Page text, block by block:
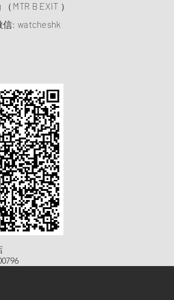
MTR B EXIT ）
信: watcheshk